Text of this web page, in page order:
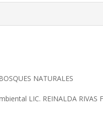
NATURALES
LIC. REINALDA